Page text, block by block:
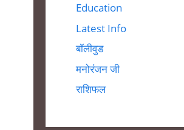
Education
Latest Info
बॉलीवुड
मनोरंजन जी
राशिफल